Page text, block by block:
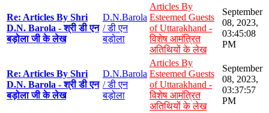
Re: Articles By Shri
D.N. Barola - श्री डी एन
बड़ोला जी के लेख
D.N.Barola
/ डी एन
बड़ोला
Articles By
Esteemed Guests
of Uttarakhand -
विशेष आमंत्रित
अतिथियों के लेख
September
08, 2023,
03:45:08
PM
Re: Articles By Shri
D.N. Barola - श्री डी एन
बड़ोला जी के लेख
D.N.Barola
/ डी एन
बड़ोला
Articles By
Esteemed Guests
of Uttarakhand -
विशेष आमंत्रित
अतिथियों के लेख
September
08, 2023,
03:37:57
PM